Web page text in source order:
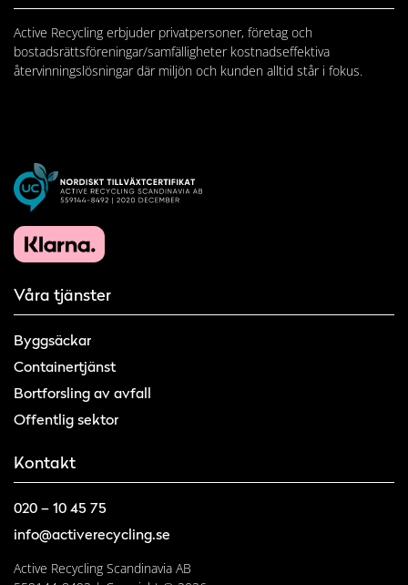
Active Recycling erbjuder privatpersoner, företag och
bostadsrättsföreningar/samfälligheter kostnadseffektiva
återvinningslösningar där miljön och kunden alltid står i fokus.
Våra tjänster
Byggsäckar
Containertjänst
Bortforsling av avfall
Offentlig sektor
Kontakt
020 – 10 45 75
info@activerecycling.se
Active Recycling Scandinavia AB